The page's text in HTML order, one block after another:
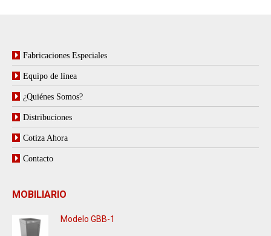
Fabricaciones Especiales
Equipo de línea
¿Quiénes Somos?
Distribuciones
Cotiza Ahora
Contacto
MOBILIARIO
Modelo GBB-1